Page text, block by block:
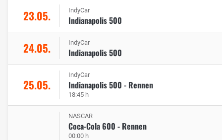
23.05. IndyCar
Indianapolis 500
24.05. IndyCar
Indianapolis 500
25.05.
IndyCar
Indianapolis 500 - Rennen
18:45 h
NASCAR
Coca-Cola 600 - Rennen
00:00 h